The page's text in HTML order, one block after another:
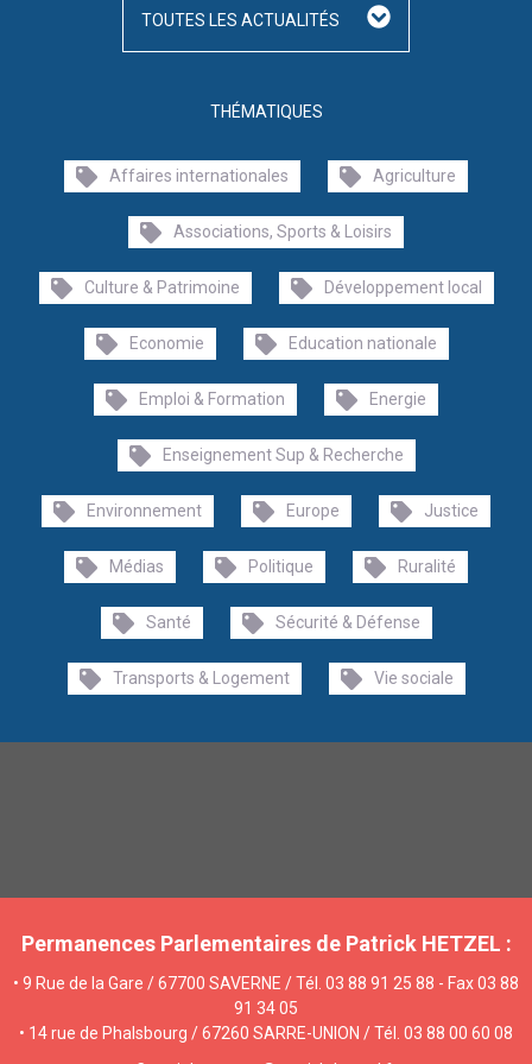
THÉMATIQUES
Affaires internationales Agriculture
Associations, Sports & Loisirs
Culture & Patrimoine Développement local
Economie Education nationale
Emploi & Formation Energie
Enseignement Sup & Recherche
Environnement Europe Justice
Médias Politique Ruralité
Santé Sécurité & Défense
Transports & Logement Vie sociale
TOUTES LES ACTUALITÉS
Permanences Parlementaires de Patrick HETZEL :
• 9 Rue de la Gare / 67700 SAVERNE / Tél. 03 88 91 25 88 - Fax 03 88
91 34 05
• 14 rue de Phalsbourg / 67260 SARRE-UNION / Tél. 03 88 00 60 08